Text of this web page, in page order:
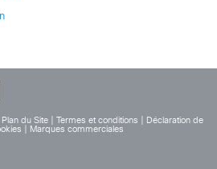
Plan du Site Termes et conditions
Déclaration de
Marques commerciales